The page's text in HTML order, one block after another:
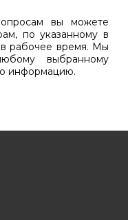
вы можете
по указанному в
рабочее время. Мы
выбранному
информацию.